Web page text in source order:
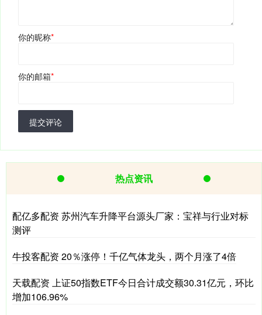
你的昵称*
你的邮箱*
提交评论
热点资讯
配亿多配资 苏州汽车升降平台源头厂家：宝祥与行业对标
测评
牛投客配资 20％涨停！千亿气体龙头，两个月涨了4倍
天载配资 上证50指数ETF今日合计成交额30.31亿元，环比
增加106.96%